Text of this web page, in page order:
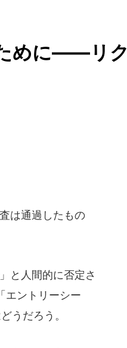
めに――リク
は通過したもの
と人間的に否定さ
エントリーシー
うだろう。